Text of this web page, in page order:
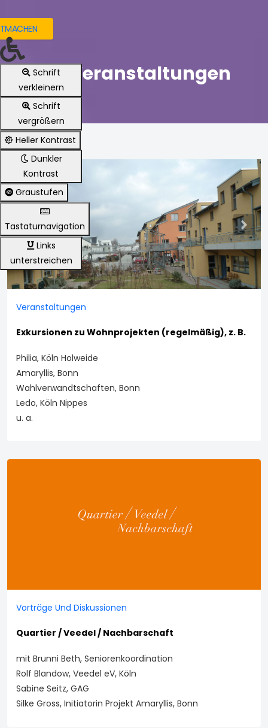
Schrift
verkleinern
Schrift
vergrößern
Heller Kontrast
Dunkler
Kontrast
Graustufen
Tastaturnavigation
Links
unterstreichen
Die Veranstaltungen
Previous
Veranstaltungen
Exkursionen zu Wohnprojekten (regelmäßig), z. B.
Philia, Köln Holweide
Amaryllis, Bonn
Wahlverwandtschaften, Bonn
Ledo, Köln Nippes
u. a.
Vorträge Und Diskussionen
Quartier / Veedel / Nachbarschaft
mit Brunni Beth, Seniorenkoordination
Rolf Blandow, Veedel eV, Köln
Sabine Seitz, GAG
Silke Gross, Initiatorin Projekt Amaryllis, Bonn